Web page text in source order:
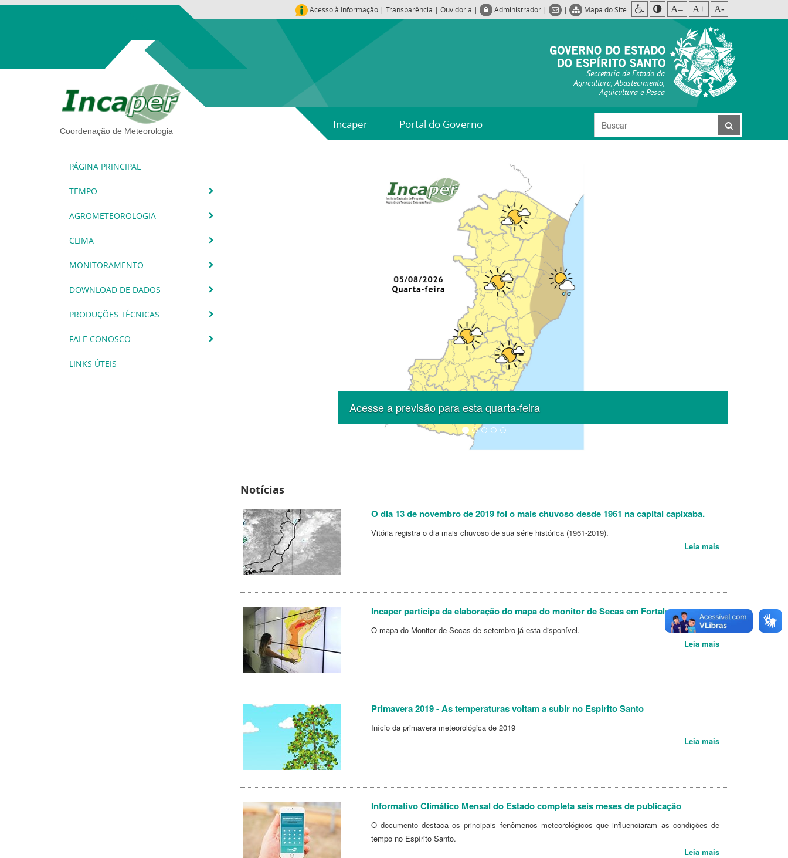
Acesso à Informação | Transparência | Ouvidoria | Administrador | | Mapa do Site A= A+ A-
Secretaria de Estado da
Agricultura, Abastecimento,
Aquicultura e Pesca
Incaper Portal do Governo
Coordenação de Meteorologia
PÁGINA PRINCIPAL
TEMPO
AGROMETEOROLOGIA
CLIMA
MONITORAMENTO
DOWNLOAD DE DADOS
PRODUÇÕES TÉCNICAS
FALE CONOSCO
LINKS ÚTEIS
Acesse a previsão para esta quarta-feira
Notícias
O dia 13 de novembro de 2019 foi o mais chuvoso desde 1961 na capital capixaba.
Vitória registra o dia mais chuvoso de sua série histórica (1961-2019).
Leia mais
Incaper participa da elaboração do mapa do monitor de Secas em Fortaleza
O mapa do Monitor de Secas de setembro já esta disponível.
Leia mais
Primavera 2019 - As temperaturas voltam a subir no Espírito Santo
Início da primavera meteorológica de 2019
Leia mais
Informativo Climático Mensal do Estado completa seis meses de publicação
O documento destaca os principais fenômenos meteorológicos que influenciaram as condições de
tempo no Espírito Santo.
Leia mais